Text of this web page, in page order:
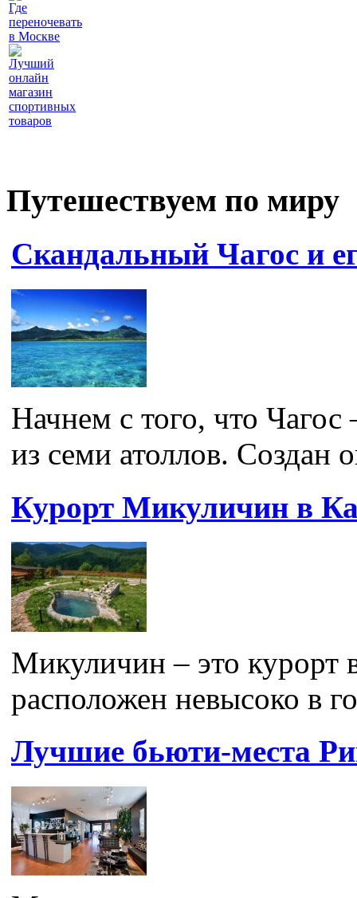
Где
переночевать
в Москве
Лучший
онлайн
магазин
спортивных
товаров
Путешествуем по миру
Скандальный Чагос и
Начнем с того, что
из семи атоллов. Создан
Курорт Микуличин в
Микуличин – это курорт
расположен невысоко в
Лучшие бьюти-места